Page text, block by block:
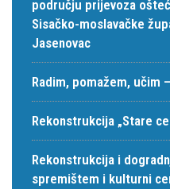
području prijevoza
Sisačko-moslavačke
Jasenovac
Radim, pomažem, učim
Rekonstrukcija „Stare
Rekonstrukcija i
spremištem i kulturni